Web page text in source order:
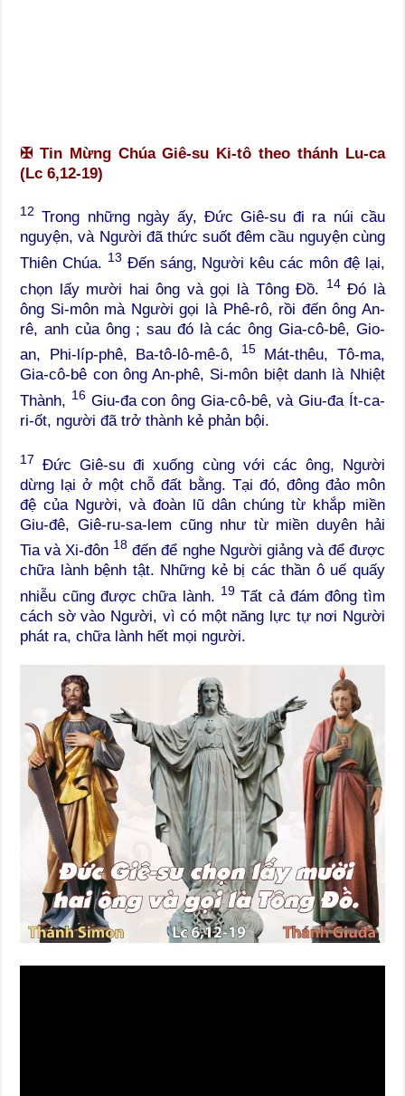
✠ Tin Mừng Chúa Giê-su Ki-tô theo thánh Lu-ca
(Lc 6,12-19)
12 Trong những ngày ấy, Đức Giê-su đi ra núi cầu
nguyện, và Người đã thức suốt đêm cầu nguyện cùng
Thiên Chúa. 13 Đến sáng, Người kêu các môn đệ lại,
chọn lấy mười hai ông và gọi là Tông Đồ.
14Đó là
ông Si-môn mà Người gọi là Phê-rô, rồi đến ông An-
rê, anh của ông ; sau đó là các ông Gia-cô-bê, Gio-
an, Phi-líp-phê, Ba-tô-lô-mê-ô,
15
Mát-thêu, Tô-ma,
Gia-cô-bê con ông An-phê, Si-môn biệt danh là Nhiệt
Thành, 16Giu-đa con ông Gia-cô-bê, và Giu-đa Ít-ca-
ri-ốt, người đã trở thành kẻ phản bội.
17
Đức Giê-su đi xuống cùng với các ông, Người
dừng lại ở một chỗ đất bằng. Tại đó, đông đảo môn
đệ của Người, và đoàn lũ dân chúng từ khắp miền
Giu-đê, Giê-ru-sa-lem cũng như từ miền duyên hải
Tia và Xi-đôn 18 đến để nghe Người giảng và để được
chữa lành bệnh tật. Những kẻ bị các thần ô uế quấy
nhiễu cũng được chữa lành. 19 Tất cả đám đông tìm
cách sờ vào Người, vì có một năng lực tự nơi Người
phát ra, chữa lành hết mọi người.